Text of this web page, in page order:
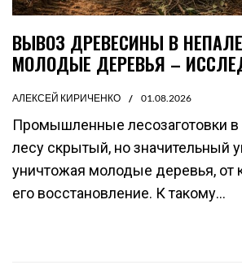
ВЫВОЗ ДРЕВЕСИНЫ В
МОЛОДЫЕ ДЕРЕВЬЯ –
АЛЕКСЕЙ КИРИЧЕНКО 01.08.2026
Промышленные лесозаготовки в
лесу скрытый, но значительный
уничтожая молодые деревья, от
его восстановление. К такому...